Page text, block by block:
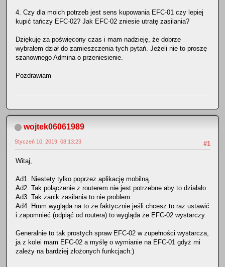
4. Czy dla moich potrzeb jest sens kupowania EFC-01 czy lepiej
kupić tańczy EFC-02? Jak EFC-02 zniesie utratę zasilania?
Dziękuję za poświęcony czas i mam nadzieję, że dobrze
wybrałem dział do zamieszczenia tych pytań. Jeżeli nie to proszę
szanownego Admina o przeniesienie.
Pozdrawiam
wojtek06061989
#1
Styczeń 10, 2019, 08:13:23
Witaj,
Ad1. Niestety tylko poprzez aplikację mobilną.
Ad2. Tak połączenie z routerem nie jest potrzebne aby to działało
Ad3. Tak zanik zasilania to nie problem
Ad4. Hmm wygląda na to że faktycznie jeśli chcesz to raz ustawić
i zapomnieć (odpiąć od routera) to wygląda że EFC-02 wystarczy.
Generalnie to tak prostych spraw EFC-02 w zupełności wystarcza,
ja z kolei mam EFC-02 a myślę o wymianie na EFC-01 gdyż mi
zależy na bardziej złożonych funkcjach:)